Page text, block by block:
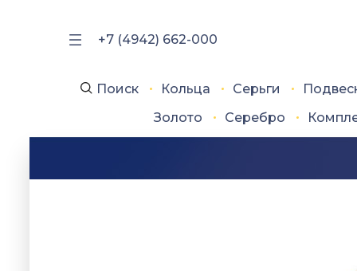
+7 (4942) 662-000
Поиск Кольца Серьги
Золото
Серебро